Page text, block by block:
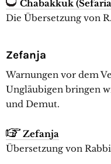
Chabakkuk
Die Übersetzung von
Zefanja
Warnungen vor dem
Ungläubigen bringen
und Demut.
Zefanja
Übersetzung von